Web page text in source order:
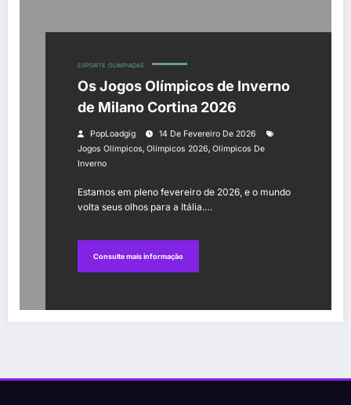
ESPORTE OLIMPIADAS
Os Jogos Olímpicos de Inverno
de Milano Cortina 2026
PopLoadgig
14 De Fevereiro De 2026
Jogos Olímpicos, Olímpicos 2026, Olímpicos De
Inverno
Estamos em pleno fevereiro de 2026, e o mundo
volta seus olhos para a Itália.…
Consulte mais informação